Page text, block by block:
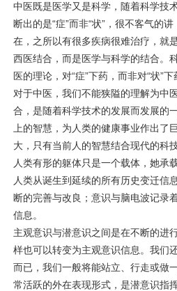
中医既是医学又是科学，随着科学技
断出的是“症”而非“状” ，很不客气的
在，之所以有很多疾病很难治疗，就
西医结合，而是医学与科学的结合。
医的理论，对“症”下药，而非对“状”下
对于中医，我们不能狭隘的理解为中
合，是随着科学技术的发展而发展的
上的智慧，为人类的健康事业作出
大，只有当前人的智慧结合现代的科
人类有形的躯体只是一个载体，她承
人类从诞生到延续的所有历史变迁信
断的完善与改良；意识与脑电波记录
信息。
主观意识与潜意识之间是在不断的进
样也可以转变为主观意识信息。我们
而已，我们一般将能站立、行走或做
常活跃的外在表现形式，是潜意识指